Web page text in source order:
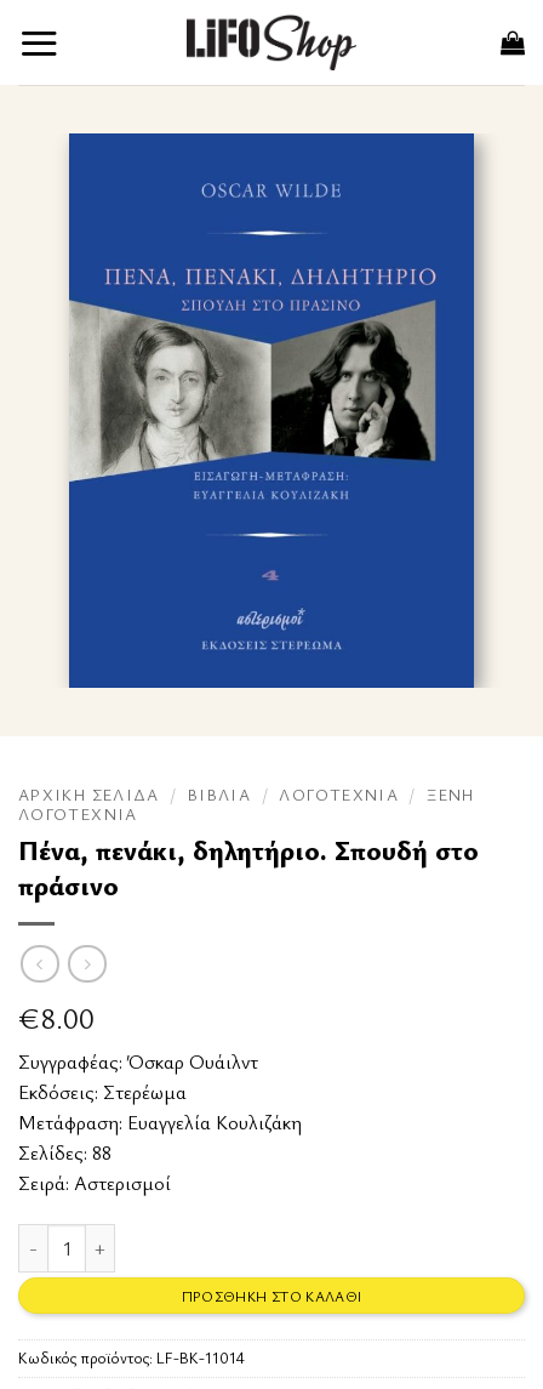
στο
ΑΡΧΙΚΉ ΣΕΛΊΔΑ / ΒΙΒΛΊΑ / ΛΟΓΟΤΕΧΝΊΑ / ΞΈΝΗ
ΛΟΓΟΤΕΧΝΊΑ
Πένα, πενάκι, δηλητήριο. Σπουδή στο
πράσινο
€8.00
Συγγραφέας:Όσκαρ Ουάιλντ
Εκδόσεις: Στερέωμα
Μετάφραση: Ευαγγελία Κουλιζάκη
Σελίδες: 88
Σειρά: Αστερισμοί
ΠΡΟΣΘΉΚΗ ΣΤΟ ΚΑΛΆΘΙ
Κωδικός προϊόντος: LF-BK-11014